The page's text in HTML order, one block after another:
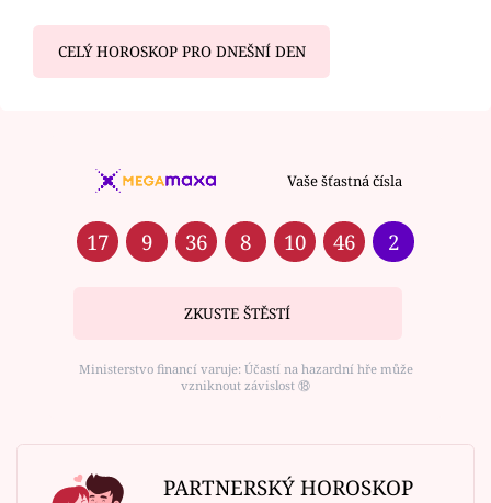
CELÝ HOROSKOP PRO DNEŠNÍ DEN
Vaše šťastná čísla
17 9 36 8 10 46 2
ZKUSTE ŠTĚSTÍ
Ministerstvo financí varuje: Účastí na hazardní hře může
vzniknout závislost ⑱
PARTNERSKÝ HOROSKOP